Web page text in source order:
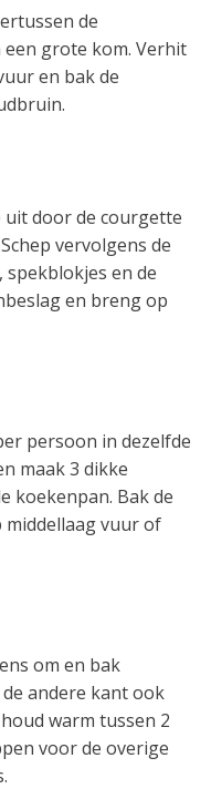
de
grote kom. Verhit
en bak de
uit door de courgette
vervolgens de
en de
en breng op
persoon in dezelfde
maak 3 dikke
koekenpan. Bak de
middellaag vuur of
om en bak
andere kant ook
warm tussen 2
voor de overige